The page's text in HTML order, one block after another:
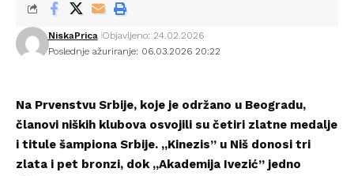
Poslednje ažuriranje: 06.03.2026 20:22
NiskaPrica Objavljeno: 24.02.2026
Na Prvenstvu Srbije, koje je održano u Beogradu,
članovi niških klubova osvojili su četiri zlatne medalje
i titule šampiona Srbije. „Kinezis” u Niš donosi tri
zlata i pet bronzi, dok „Akademija Ivezić” jedno